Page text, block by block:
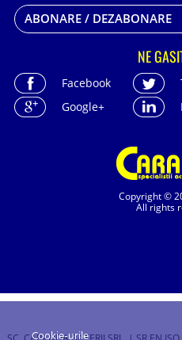
Copyright ©
All rights
ABONARE / DEZABONARE
NE
Facebook
Google+